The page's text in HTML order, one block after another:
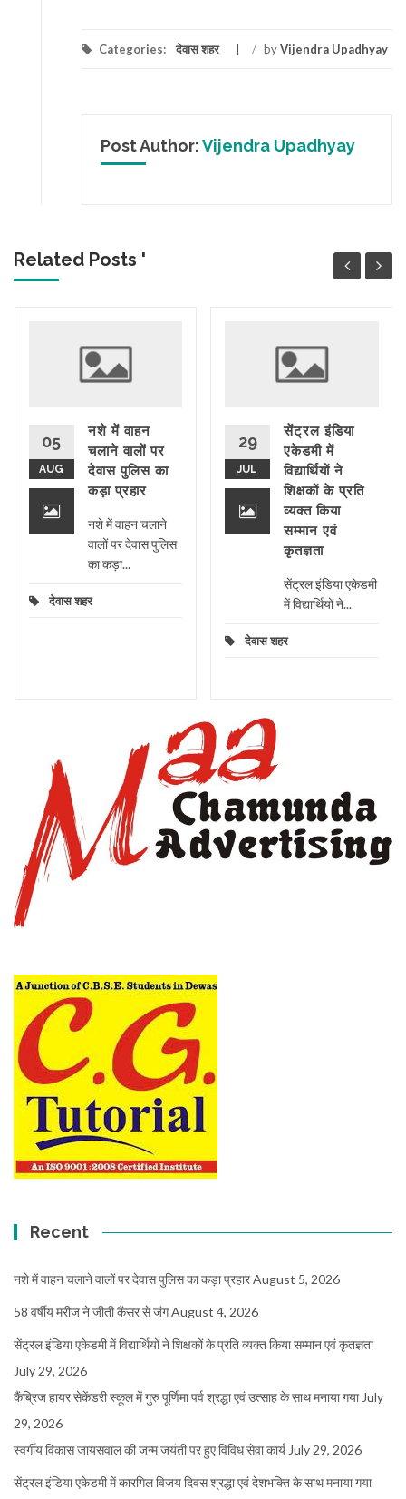
Categories: देवास शहर / byVijendra Upadhyay
Post Author:Vijendra Upadhyay
Related Posts '
05
AUG
नशे में वाहन
चलाने वालों पर
देवास पुलिस का
कड़ा प्रहार
नशे में वाहन चलाने
वालों पर देवास पुलिस
का कड़ा...
देवास शहर
29
JUL
सेंट्रल इंडिया
एकेडमी में
विद्यार्थियों ने
शिक्षकों के प्रति
व्यक्त किया
सम्मान एवं
कृतज्ञता
सेंट्रल इंडिया एकेडमी
में विद्यार्थियों ने...
देवास शहर
Recent
नशे में वाहन चलाने वालों पर देवास पुलिस का कड़ा प्रहारAugust 5, 2026
58 वर्षीय मरीज ने जीती कैंसर से जंगAugust 4, 2026
सेंट्रल इंडिया एकेडमी में विद्यार्थियों ने शिक्षकों के प्रति व्यक्त किया सम्मान एवं कृतज्ञता
July 29, 2026
कैंब्रिज हायर सेकेंडरी स्कूल में गुरु पूर्णिमा पर्व श्रद्धा एवं उत्साह के साथ मनाया गया July
29, 2026
स्वर्गीय विकास जायसवाल की जन्म जयंती पर हुए विविध सेवा कार्य July 29, 2026
सेंट्रल इंडिया एकेडमी में कारगिल विजय दिवस श्रद्धा एवं देशभक्ति के साथ मनाया गया